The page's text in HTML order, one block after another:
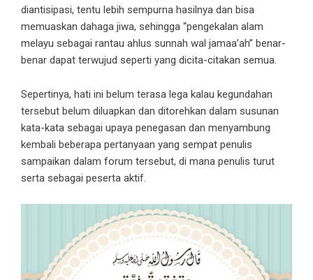
diantisipasi, tentu lebih sempurna hasilnya dan bisa
memuaskan dahaga jiwa, sehingga “pengekalan alam
melayu sebagai rantau ahlus sunnah wal jamaa’ah” benar-
benar dapat terwujud seperti yang dicita-citakan semua.
Sepertinya, hati ini belum terasa lega kalau kegundahan
tersebut belum diluapkan dan ditorehkan dalam susunan
kata-kata sebagai upaya penegasan dan menyambung
kembali beberapa pertanyaan yang sempat penulis
sampaikan dalam forum tersebut, di mana penulis turut
serta sebagai peserta aktif.